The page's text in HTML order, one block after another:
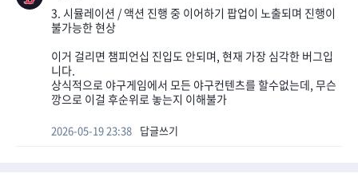
3. 시뮬레이션 / 액션 진행 중 이어하기 팝업이 노출되며 진행이
불가능한 현상
이거 걸리면 챔피언십 진입도 안되며, 현재 가장 심각한 버그입
니다.
상식적으로 야구게임에서 모든 야구컨텐츠를 할수없는데, 무슨
깡으로 이걸 후순위로 놓는지 이해불가
2026-05-19 23:38 답글쓰기